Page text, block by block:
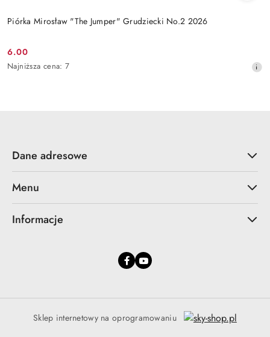
Piórka Mirosław "The Jumper" Grudziecki No.2 2026
Cena
promocyjna:
6.00
Najniższa
Najniższa cena: 7
Dane adresowe
Menu
Informacje
Sklep internetowy na oprogramowaniu